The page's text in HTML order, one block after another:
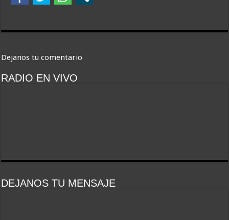
Dejanos tu comentario
RADIO EN VIVO
DEJANOS TU MENSAJE